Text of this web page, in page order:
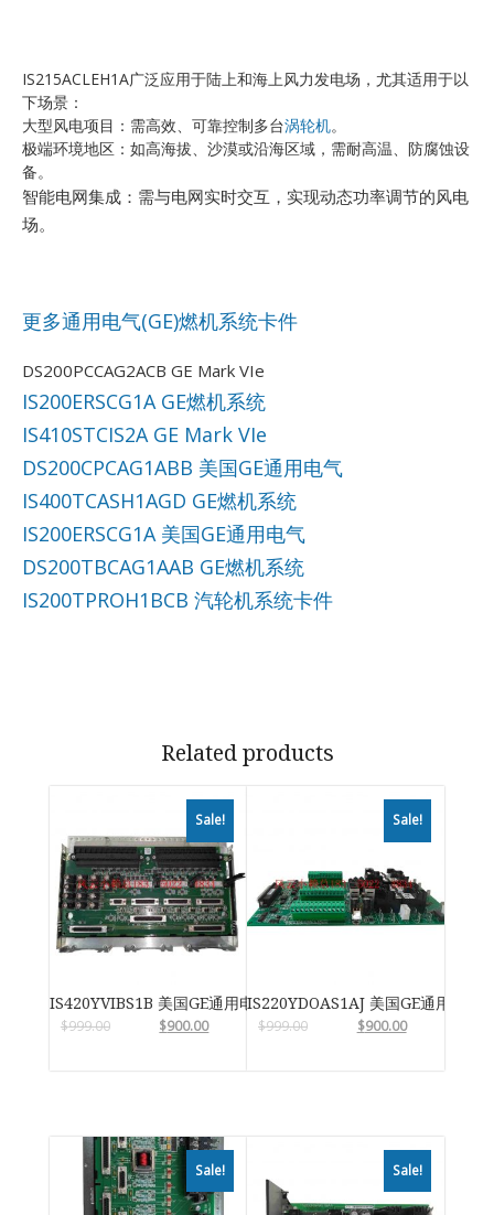
IS215ACLEH1A广泛应用于陆上和海上风力发电场，尤其适用于以
下场景：
大型风电项目：需高效、可靠控制多台涡轮机。
极端环境地区：如高海拔、沙漠或沿海区域，需耐高温、防腐蚀设
备。
智能电网集成：需与电网实时交互，实现动态功率调节的风电
场。
更多通用电气(GE)燃机系统卡件
DS200PCCAG2ACB GE Mark VIe
IS200ERSCG1A GE燃机系统
IS410STCIS2A GE Mark VIe
DS200CPCAG1ABB 美国GE通用电气
IS400TCASH1AGD GE燃机系统
IS200ERSCG1A 美国GE通用电气
DS200TBCAG1AAB GE燃机系统
IS200TPROH1BCB 汽轮机系统卡件
Related products
Sale!
IS420YVIBS1B 美国GE通用电气
$999.00 $900.00
Sale!
IS220YDOAS1AJ 美国GE通用电气
$999.00 $900.00
Sale! Sale!